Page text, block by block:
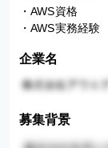
・AWS資格
・AWS実務経験
企業名
募集背景